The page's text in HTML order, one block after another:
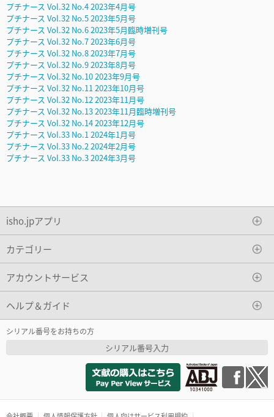
プチナース Vol.32 No.4 2023年4月号
プチナース Vol.32 No.5 2023年5月号
プチナース Vol.32 No.6 2023年5月臨時増刊号
プチナース Vol.32 No.7 2023年6月号
プチナース Vol.32 No.8 2023年7月号
プチナース Vol.32 No.9 2023年8月号
プチナース Vol.32 No.10 2023年9月号
プチナース Vol.32 No.11 2023年10月号
プチナース Vol.32 No.12 2023年11月号
プチナース Vol.32 No.13 2023年11月臨時増刊号
プチナース Vol.32 No.14 2023年12月号
プチナース Vol.33 No.1 2024年1月号
プチナース Vol.33 No.2 2024年2月号
プチナース Vol.33 No.3 2024年3月号
isho.jpアプリ
カテゴリー
アカウントサービス
ヘルプ＆ガイド
シリアル番号をお持ちの方
シリアル番号入力